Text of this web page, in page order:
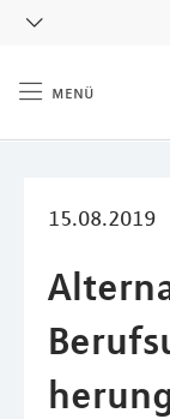
menü
15.08.2019